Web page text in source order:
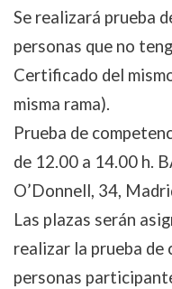
Se realizará prueba
personas que no
Certificado del
misma rama).
Prueba de
de 12.00 a 14.00 h.
O’Donnell, 34,
Las plazas serán
realizar la prueba de
personas